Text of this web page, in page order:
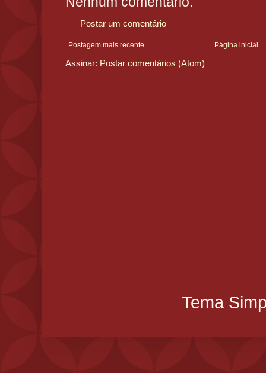
Postar um comentário
Postagem mais recente Página inicial
Assinar: Postar comentários (Atom)
Tema